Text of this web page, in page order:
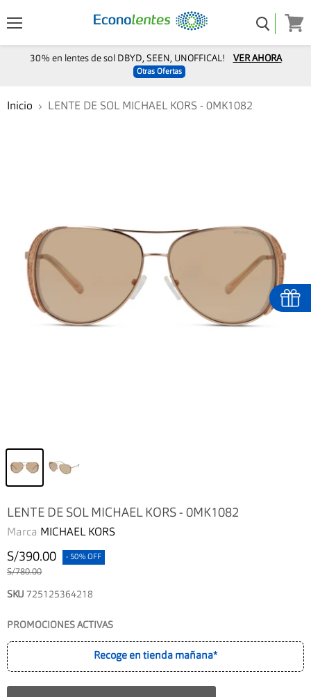
30% en lentes de sol DBYD, SEEN, UNOFFICAL! VER AHORA
Otras Ofertas
Inicio LENTE DE SOL MICHAEL KORS - 0MK1082
LENTE DE SOL MICHAEL KORS - 0MK1082
Marca MICHAEL KORS
S/390.00 - 50% OFF
S/780.00
SKU 725125364218
PROMOCIONES ACTIVAS
Recoge en tienda mañana*